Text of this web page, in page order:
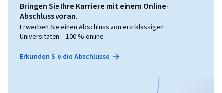
Bringen Sie Ihre Karriere mit einem Online-
Abschluss voran.
Erwerben Sie einen Abschluss von erstklassigen
Universitäten – 100 % online
Erkunden Sie die Abschlüsse